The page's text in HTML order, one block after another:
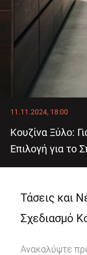
11.11.2024, 18:00
Κουζίνα Ξύλο:
Επιλογή για το
Τάσεις και
Σχεδιασμό
Ανακαλύψτε